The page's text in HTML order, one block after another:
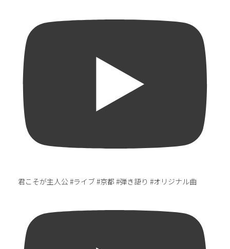
君こそが主人公 #ライブ #京都 #弾き語り #オリジナル曲